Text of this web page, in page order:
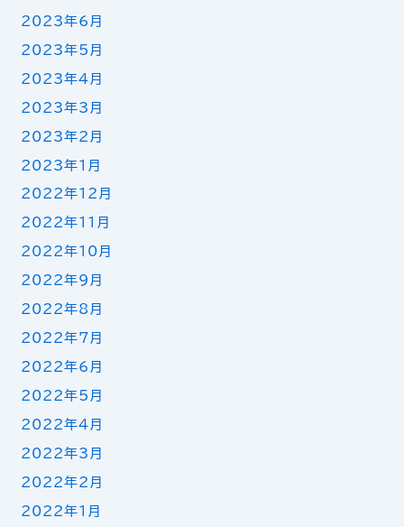
2023年6月
2023年5月
2023年4月
2023年3月
2023年2月
2023年1月
2022年12月
2022年11月
2022年10月
2022年9月
2022年8月
2022年7月
2022年6月
2022年5月
2022年4月
2022年3月
2022年2月
2022年1月